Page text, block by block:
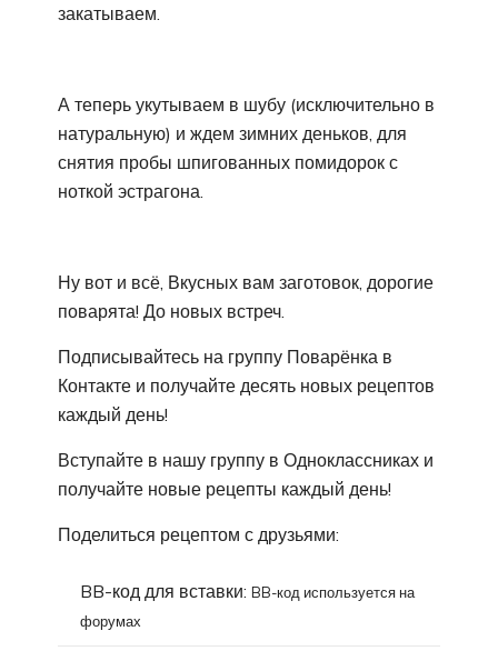
закатываем.
А теперь укутываем в шубу (исключительно в
натуральную) и ждем зимних деньков, для
снятия пробы шпигованных помидорок с
ноткой эстрагона.
Ну вот и всё, Вкусных вам заготовок, дорогие
поварята! До новых встреч.
Подписывайтесь на группу Поварёнка в
Контакте и получайте десять новых рецептов
каждый день!
Вступайте в нашу группу в Одноклассниках и
получайте новые рецепты каждый день!
Поделиться рецептом с друзьями:
BB-код для вставки: BB-код используется на
форумах